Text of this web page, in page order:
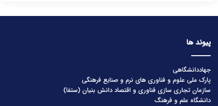
پیوند ها
جهاددانشگاهی
پارک ملی علوم و فناوری های نرم و صنایع فرهنگی
سازمان تجاری سازی فناوری و اقتصاد دانش بنیان (ستفا)
دانشگاه علم و فرهنگ